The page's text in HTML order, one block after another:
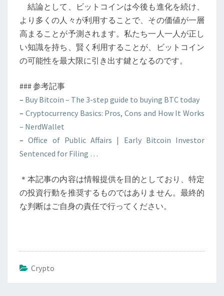
結論として、ビットコインは今後も進化を続け、
より多くの人々が利用することで、その価値が一層
高まることが予測されます。私たち一人一人が正し
い知識を持ち、賢く利用することが、ビットコイン
の可能性を最大限に引き出す鍵となるのです。
### 参考記事
– Buy Bitcoin – The 3-step guide to buying BTC today
– Cryptocurrency Basics: Pros, Cons and How It Works
– NerdWallet
–Office of Public Affairs | Early Bitcoin Investor
Sentenced for Filing …
＊本記事の内容は情報提供を目的としており、特定
の投資行動を推奨するものではありません。最終的
な判断はご自身の責任で行ってください。
Crypto